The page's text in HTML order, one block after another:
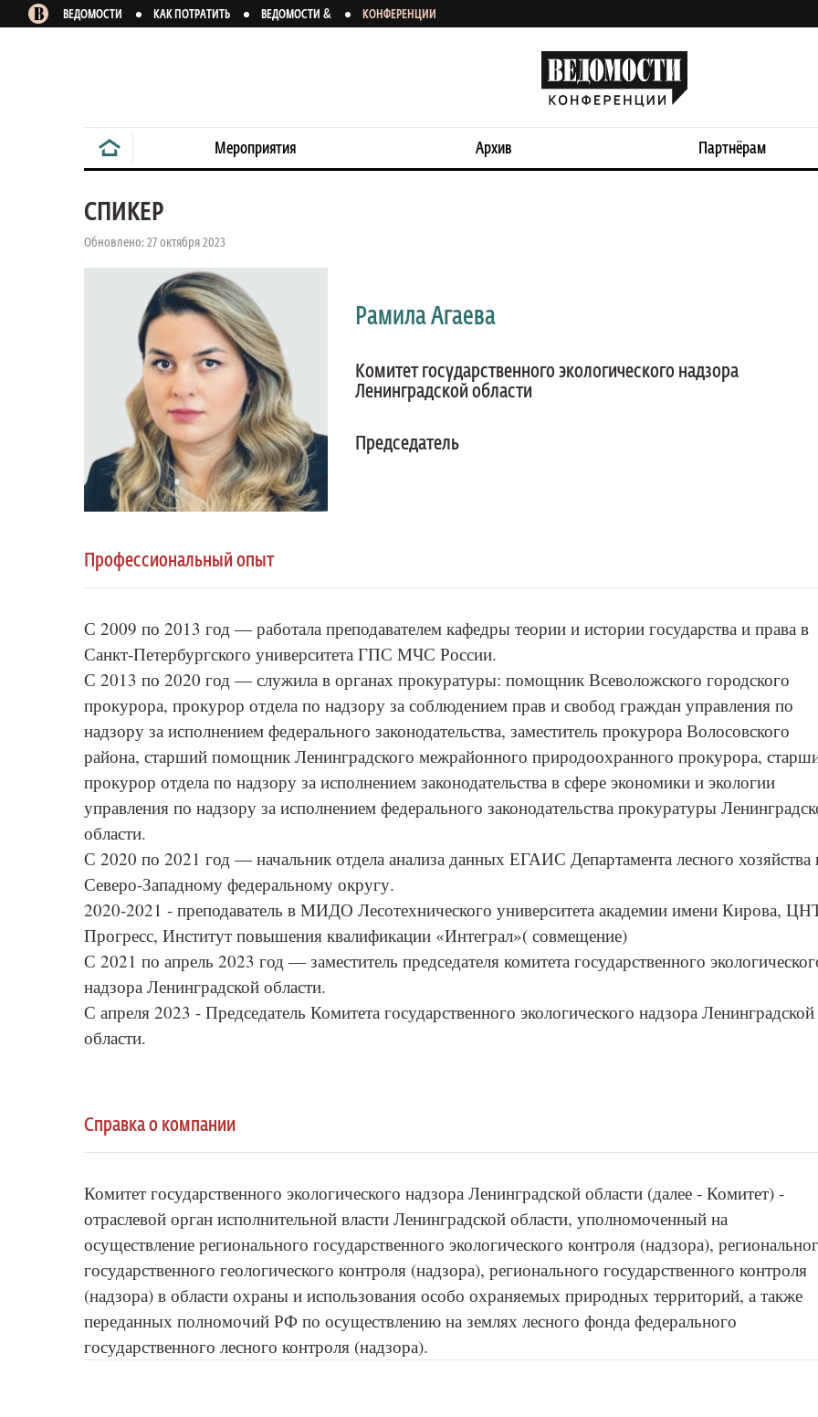
ВЕДОМОСТИ КАК ПОТРАТИТЬ ВЕДОМОСТИ & КОНФЕРЕНЦИИ
Мероприятия Архив Партнёрам
СПИКЕР
Обновлено: 27 октября 2023
Рамила Агаева
Комитет государственного экологического надзора
Ленинградской области
Председатель
Профессиональный опыт
С 2009 по 2013 год ― работала преподавателем кафедры теории и истории государства и права в
Санкт-Петербургского университета ГПС МЧС России.
С 2013 по 2020 год ― служила в органах прокуратуры: помощник Всеволожского городского
прокурора, прокурор отдела по надзору за соблюдением прав и свобод граждан управления по
надзору за исполнением федерального законодательства, заместитель прокурора Волосовского
района, старший помощник Ленинградского межрайонного природоохранного прокурора,
прокурор отдела по надзору за исполнением законодательства в сфере экономики и экологии
управления по надзору за исполнением федерального законодательства прокуратуры
области.
С 2020 по 2021 год ― начальник отдела анализа данных ЕГАИС Департамента лесного хозяйства
Северо-Западному федеральному округу.
2020-2021 - преподаватель в МИДО Лесотехнического университета академии имени Кирова,
Прогресс, Институт повышения квалификации «Интеграл»( совмещение)
С 2021 по апрель 2023 год ― заместитель председателя комитета государственного
надзора Ленинградской области.
С апреля 2023 - Председатель Комитета государственного экологического надзора Ленинградской
области.
Справка о компании
Комитет государственного экологического надзора Ленинградской области (далее - Комитет) -
отраслевой орган исполнительной власти Ленинградской области, уполномоченный на
осуществление регионального государственного экологического контроля (надзора),
государственного геологического контроля (надзора), регионального государственного контроля
(надзора) в области охраны и использования особо охраняемых природных территорий, а также
переданных полномочий РФ по осуществлению на землях лесного фонда федерального
государственного лесного контроля (надзора).